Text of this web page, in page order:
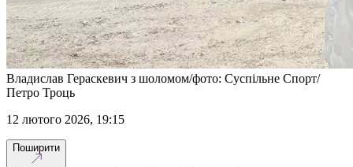
Владислав Гераскевич з шоломом/фото: Суспільне Спорт/
Петро Троць
12 лютого 2026, 19:15
Поширити